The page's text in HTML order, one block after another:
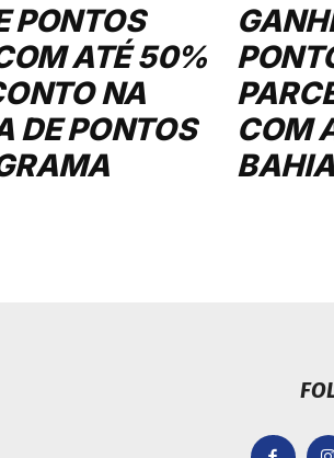
PONTOS
ATÉ 50%
NA
DE PONTOS
COM
BAHIA